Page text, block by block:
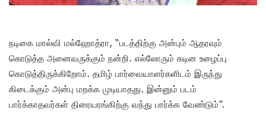
நடிகை மால்வி மல்ஹோத்ரா, “படத்திற்கு அன்பும் ஆதரவும்
கொடுத்த அனைவருக்கும் நன்றி. எல்லோரும் கடின உழைப்பு
கொடுத்திருக்கிறோம். தமிழ் பார்வையாளர்களிடம் இருந்து
கிடைக்கும் அன்பு மறக்க முடியாதது. இன்னும் படம்
பார்க்காதவர்கள் திரையரங்கிற்கு வந்து பார்க்க வேண்டும்”.